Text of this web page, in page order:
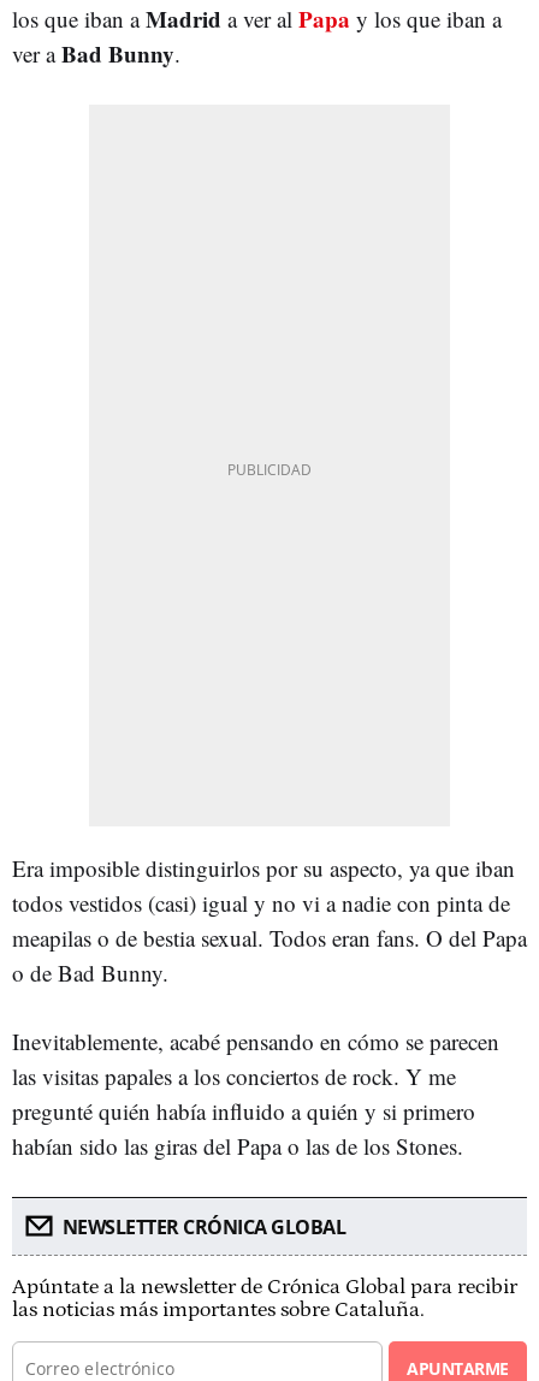
los que iban aMadrid a ver al Papa y los que iban a
ver aBad Bunny.
Era imposible distinguirlos por su aspecto, ya que iban
todos vestidos (casi) igual y no vi a nadie con pinta de
meapilas o de bestia sexual. Todos eran fans. O del Papa
o de Bad Bunny.
Inevitablemente, acabé pensando en cómo se parecen
las visitas papales a los conciertos de rock. Y me
pregunté quién había influido a quién y si primero
habían sido las giras del Papa o las de los Stones.
NEWSLETTER CRÓNICA GLOBAL
Apúntate a la newsletter de Crónica Global para recibir
las noticias más importantes sobre Cataluña.
APUNTARME